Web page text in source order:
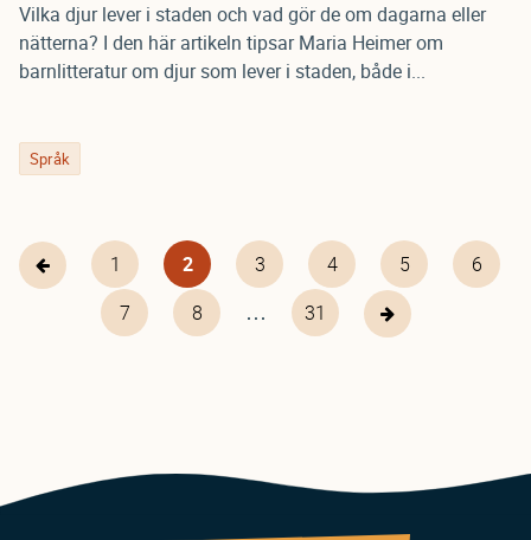
Vilka djur lever i staden och vad gör de om dagarna eller
nätterna? I den här artikeln tipsar Maria Heimer om
barnlitteratur om djur som lever i staden, både i...
Språk
Pagination
Föregående
sida
Page
1
Nuvarande
sida
2 Page
3 Page
4 Page
5 Page
6
Page
7 Page
8 … 31
31
Nästa
sida